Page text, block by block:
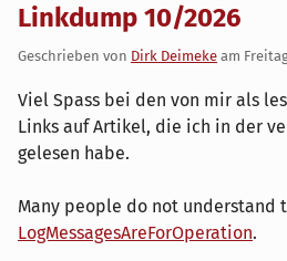
Linkdump 10/2026
Geschrieben von Dirk Deimeke am
Viel Spass bei den von mir als
Links auf Artikel, die ich in der
gelesen habe.
Many people do not understand
LogMessagesAreForOperation.